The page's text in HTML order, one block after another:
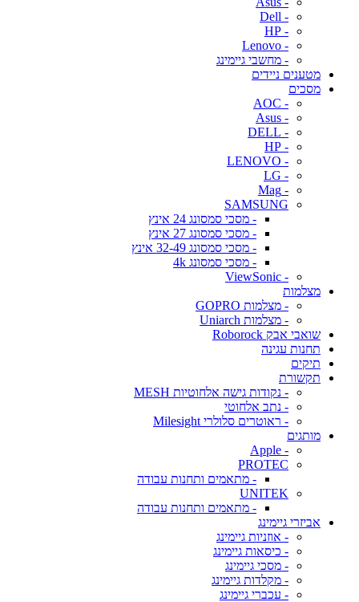
- Dell
- HP
- Lenovo
- מחשבי גיימינג
מטענים ניידים
מסכים
- AOC
- Asus
- DELL
- HP
- LENOVO
- LG
- Mag
SAMSUNG
- מסכי סמסונג 24 אינץ
- מסכי סמסונג 27 אינץ
- מסכי סמסונג 32-49 אינץ
- מסכי סמסונג 4k
- ViewSonic
מצלמות
- מצלמות GOPRO
- מצלמות Uniarch
שואבי אבק Roborock
תחנות עגינה
תיקים
תקשורת
- נקודות גישה אלחוטיות MESH
- נתב אלחוטי
- ראוטרים סלולרי Milesight
מותגים
- Apple
PROTEC
- מתאמים ותחנות עבודה
UNITEK
- מתאמים ותחנות עבודה
אביזרי גיימינג
- אוזניות גיימינג
- כיסאות גיימינג
- מסכי גיימינג
- מקלדות גיימינג
- עכברי גיימינג